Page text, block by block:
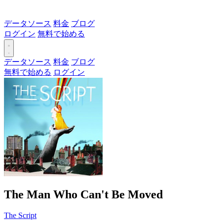
データソース 料金 ブログ
ログイン 無料で始める
データソース 料金 ブログ
無料で始める ログイン
The Man Who Can't Be Moved
The Script